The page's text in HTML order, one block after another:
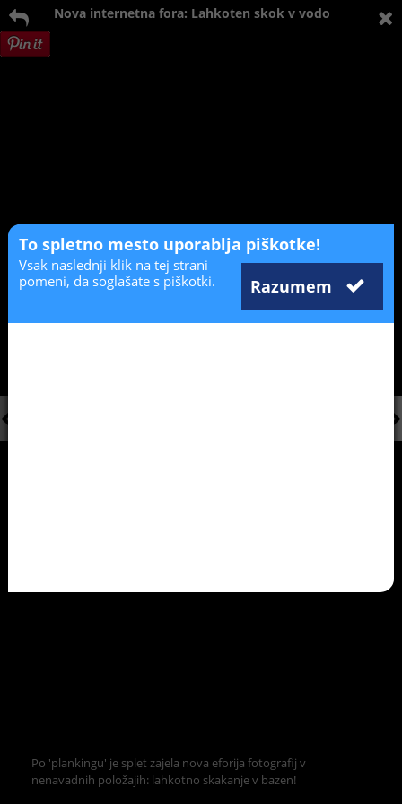
Nova internetna fora: Lahkoten skok v vodo
Po 'plankingu' je splet zajela nova eforija fotografij v
nenavadnih položajih: lahkotno skakanje v bazen!
To spletno mesto uporablja piškotke!
Razumem
Vsak naslednji klik na tej strani
pomeni, da soglašate s piškotki.